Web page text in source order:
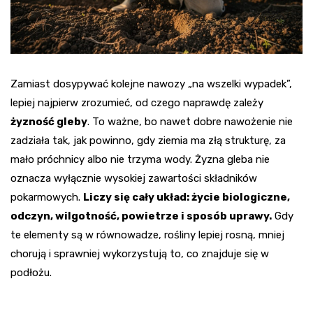
Zamiast dosypywać kolejne nawozy „na wszelki wypadek”,
lepiej najpierw zrozumieć, od czego naprawdę zależy
żyzność gleby. To ważne, bo nawet dobre nawożenie nie
zadziała tak, jak powinno, gdy ziemia ma złą strukturę, za
mało próchnicy albo nie trzyma wody. Żyzna gleba nie
oznacza wyłącznie wysokiej zawartości składników
pokarmowych. Liczy się cały układ: życie biologiczne,
odczyn, wilgotność, powietrze i sposób uprawy. Gdy
te elementy są w równowadze, rośliny lepiej rosną, mniej
chorują i sprawniej wykorzystują to, co znajduje się w
podłożu.